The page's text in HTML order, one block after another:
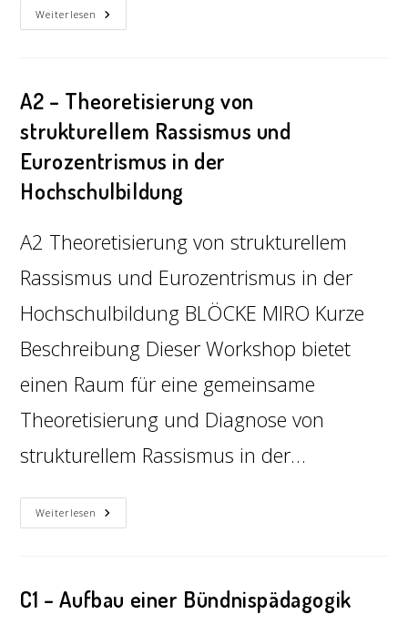
Weiterlesen
A2 – Theoretisierung von
strukturellem Rassismus und
Eurozentrismus in der
Hochschulbildung
A2 Theoretisierung von strukturellem
Rassismus und Eurozentrismus in der
Hochschulbildung BLÖCKE MIRO Kurze
Beschreibung Dieser Workshop bietet
einen Raum für eine gemeinsame
Theoretisierung und Diagnose von
strukturellem Rassismus in der…
Weiterlesen
C1 – Aufbau einer Bündnispädagogik